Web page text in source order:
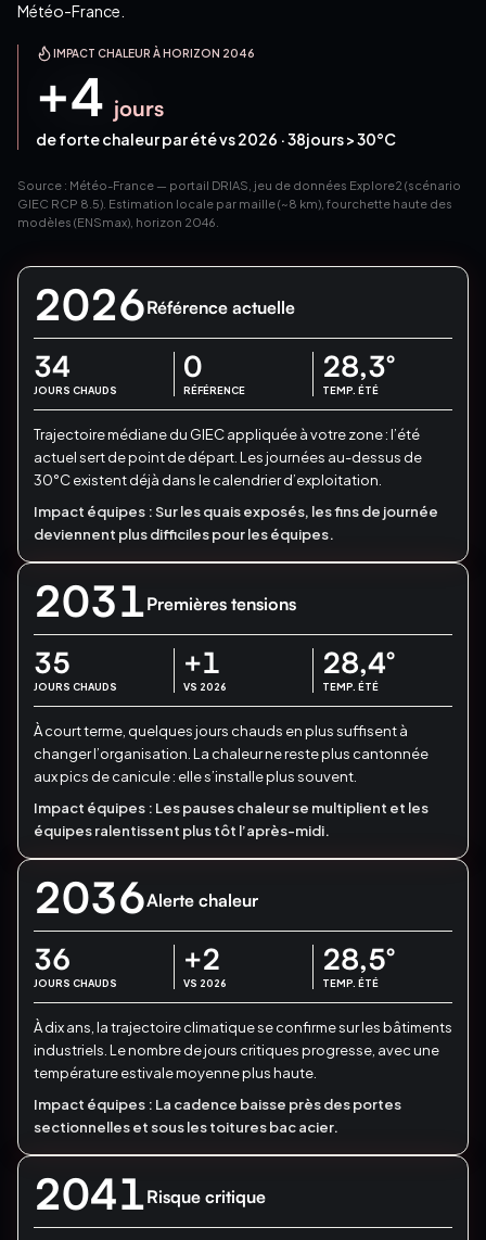
Météo-France.
IMPACT CHALEUR À HORIZON 2046
+4 jours
de forte chaleur par été vs 2026 ·38jours > 30°C
Source : Météo-France — portail DRIAS, jeu de données Explore2 (scénario
GIEC RCP 8.5). Estimation locale par maille (~8 km), fourchette haute des
modèles (ENSmax), horizon 2046.
2026Référence actuelle
34
JOURS CHAUDS
0
RÉFÉRENCE
28,3°
TEMP. ÉTÉ
Trajectoire médiane du GIEC appliquée à votre zone : l’été
actuel sert de point de départ. Les journées au-dessus de
30°C existent déjà dans le calendrier d’exploitation.
Impact équipes :Sur les quais exposés, les fins de journée
deviennent plus difficiles pour les équipes.
2031Premières tensions
35
JOURS CHAUDS
+1
VS 2026
28,4°
TEMP. ÉTÉ
À court terme, quelques jours chauds en plus suffisent à
changer l’organisation. La chaleur ne reste plus cantonnée
aux pics de canicule : elle s’installe plus souvent.
Impact équipes : Les pauses chaleur se multiplient et les
équipes ralentissent plus tôt l’après-midi.
2036Alerte chaleur
36
JOURS CHAUDS
+2
VS 2026
28,5°
TEMP. ÉTÉ
À dix ans, la trajectoire climatique se confirme sur les bâtiments
industriels. Le nombre de jours critiques progresse, avec une
température estivale moyenne plus haute.
Impact équipes : La cadence baisse près des portes
sectionnelles et sous les toitures bac acier.
2041Risque critique